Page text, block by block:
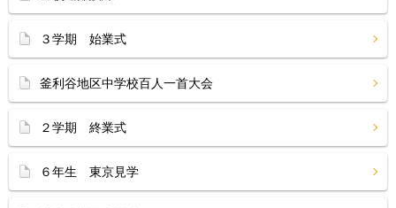
３学期 始業式
釜利谷地区中学校百人一首大会
２学期 終業式
６年生 東京見学